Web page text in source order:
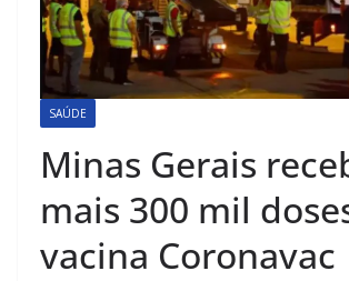
SAÚDE
Minas Gerais
mais 300 mil
vacina Coronavac